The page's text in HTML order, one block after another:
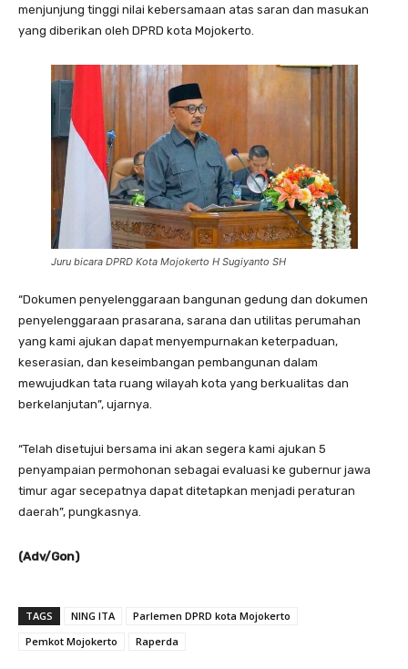
menjunjung tinggi nilai kebersamaan atas saran dan masukan
yang diberikan oleh DPRD kota Mojokerto.
Juru bicara DPRD Kota Mojokerto H Sugiyanto SH
“Dokumen penyelenggaraan bangunan gedung dan dokumen
penyelenggaraan prasarana, sarana dan utilitas perumahan
yang kami ajukan dapat menyempurnakan keterpaduan,
keserasian, dan keseimbangan pembangunan dalam
mewujudkan tata ruang wilayah kota yang berkualitas dan
berkelanjutan”, ujarnya.
“Telah disetujui bersama ini akan segera kami ajukan 5
penyampaian permohonan sebagai evaluasi ke gubernur jawa
timur agar secepatnya dapat ditetapkan menjadi peraturan
daerah”, pungkasnya.
(Adv/Gon)
TAGS NING ITA
Parlemen DPRD kota Mojokerto
Pemkot Mojokerto
Raperda